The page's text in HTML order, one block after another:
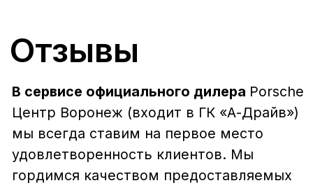
условия носят исключительно
информационный характер и не являются
РФ. Для получения подробной информации о
продуктах, услугах и их стоимости
обращайтесь к нашим специалистам.
Политика обработки персональных данных
Политика использования файлов cookie